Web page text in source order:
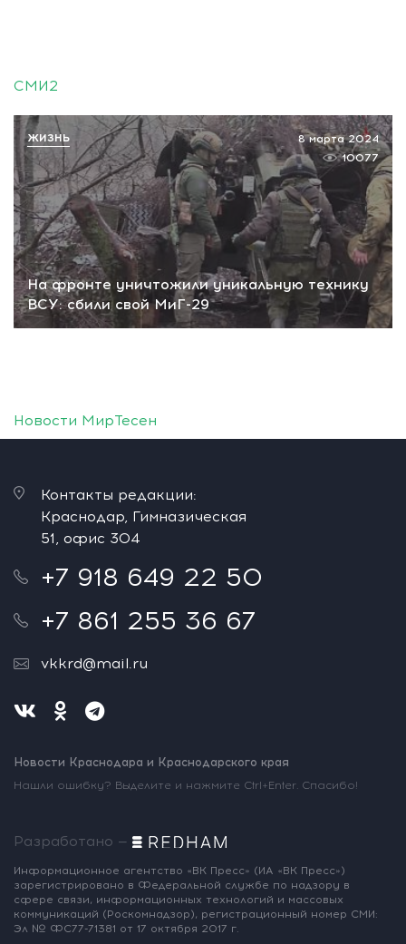
СМИ2
На фронте уничтожили уникальную технику
ВСУ: сбили свой МиГ-29
8 марта 2024
10077
ЖИЗНЬ
Новости МирТесен
Контакты редакции:
Краснодар, Гимназическая
51, офис 304
+7 918 649 22 50
+7 861 255 36 67
vkkrd@mail.ru
Новости Краснодара и Краснодарского края
Нашли ошибку? Выделите и нажмите Ctrl+Enter. Спасибо!
Разработано —
Информационное агентство «ВК Пресс» (ИА «ВК Пресс»)
зарегистрировано в Федеральной службе по надзору в
сфере связи, информационных технологий и массовых
коммуникаций (Роскомнадзор), регистрационный номер СМИ:
Эл № ФС77-71381 от 17 октября 2017 г.